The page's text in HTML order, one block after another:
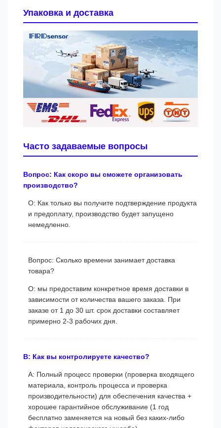
Упаковка и доставка
Часто задаваемые вопросы
Вопрос: Как скоро вы сможете организовать
производство?
О: Как только вы получите подтверждение продукта
и предоплату, производство будет запущено
немедленно.
Вопрос: Сколько времени занимает доставка
товара?
О: мы предоставим конкретное время доставки в
зависимости от количества вашего заказа. При
заказе от 1 до 30 шт. срок доставки составляет
примерно 2-3 рабочих дня.
В: Как вы контролируете качество?
A: Полный процесс проверки (проверка входящего
материала, контроль процесса и проверка
производительности) для обеспечения качества +
хорошее гарантийное обслуживание (1 год
бесплатно заменяется на новый без каких-либо